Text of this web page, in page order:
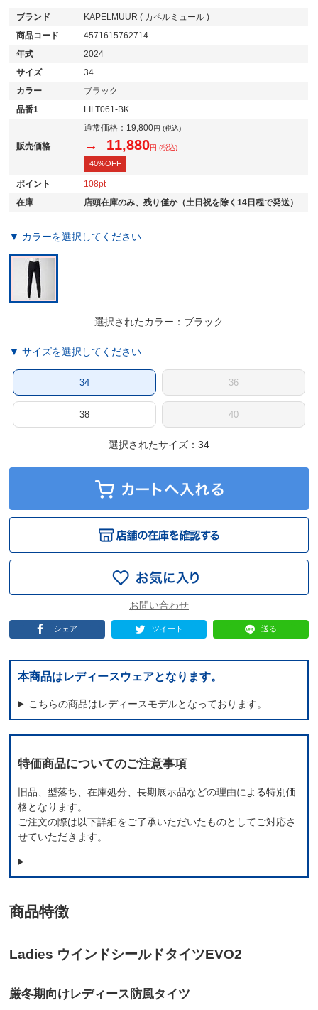
ブランド
KAPELMUUR ( カペルミュール )
商品コード
4571615762714
年式
2024
サイズ
34
カラー
ブラック
品番1
LILT061-BK
販売価格
通常価格： 19,800円 (税込)
→ 11,880円 (税込)
40%OFF
ポイント
108
在庫
店頭在庫のみ、残り僅か（土日祝を除く14日程で発送）
▼ カラーを選択してください
選択されたカラー：ブラック
▼ サイズを選択してください
34 36
38 40
選択されたサイズ：34
シェア ツイート 送る
本商品はレディースウェアとなります。
こちらの商品はレディースモデルとなっております。
特価商品についてのご注意事項
旧品、型落ち、在庫処分、長期展示品などの理由による特別価
格となります。
ご注文の際は以下詳細をご了承いただいたものとしてご対応さ
せていただきます。
商品特徴
Ladies ウインドシールドタイツEVO2
厳冬期向けレディース防風タイツ